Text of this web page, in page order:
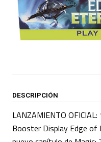
DESCRIPCIÓN
LANZAMIENTO
Booster Display Edge of